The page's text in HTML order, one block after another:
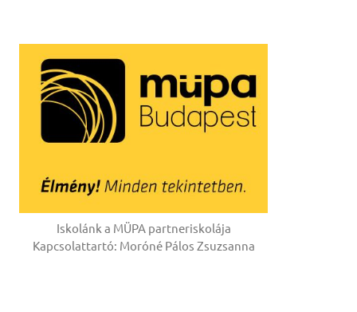
Iskolánk a MÜPA partneriskolája
Kapcsolattartó: Moróné Pálos Zsuzsanna